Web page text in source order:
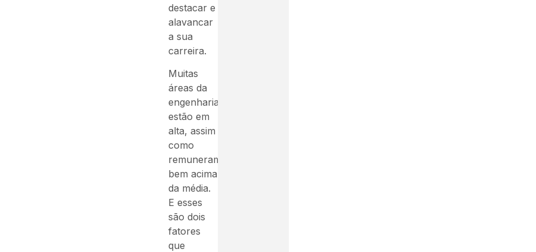
destacar e
alavancar
a sua
carreira.
Muitas
áreas da
engenharia
estão em
alta, assim
como
remuneram
bem acima
da média.
E esses
são dois
fatores
que